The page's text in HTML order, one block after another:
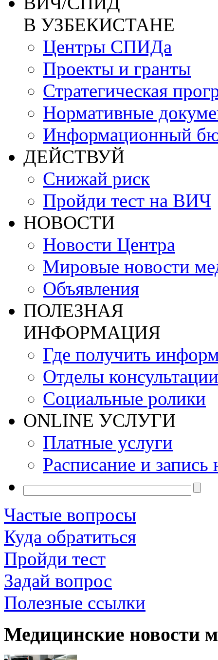
В УЗБЕКИСТАНЕ
Центры СПИДа
Проекты и гранты
Стратегическая
Нормативные
Информационный
ДЕЙСТВУЙ
Снижай риск
Пройди тест на ВИЧ
НОВОСТИ
Новости Центра
Мировые новости
Объявления
ПОЛЕЗНАЯ
ИНФОРМАЦИЯ
Где получить
Отделы консультации
Социальные ролики
ONLINE УСЛУГИ
Платные услуги
Расписание и запись
Частые вопросы
Куда обратиться
Пройди тест
Задай вопрос
Полезные ссылки
Медицинские новости